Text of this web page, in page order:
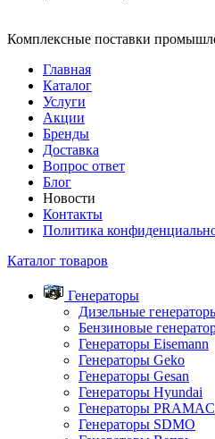
Комплексные поставки
Главная
Каталог
Услуги
Акции
Бренды
Доставка
Вопрос ответ
Блог
Новости
Контакты
Политика
Каталог товаров
Генераторы
Дизельные
Бензиновые
Генераторы Eisemann
Генераторы Geko
Генераторы Gesan
Генераторы Hyundai
Генераторы PRAMAC
Генераторы SDMO